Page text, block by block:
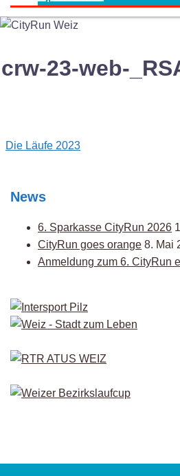
crw-23-web-
Post
Die Läufe 2023
News
6. Sparkasse CityRun 2026
CityRun goes orange 8. Mai
Anmeldung zum 6. CityRun